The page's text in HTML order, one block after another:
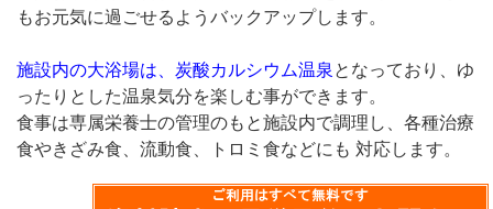
もお元気に過ごせるようバックアップします。
施設内の大浴場は、炭酸カルシウム温泉 となっており、ゆ
ったりとした温泉気分を楽しむ事ができます。
食事は専属栄養士の管理のもと施設内で調理し、各種治療
食やきざみ食、流動食、トロミ食などにも 対応します。